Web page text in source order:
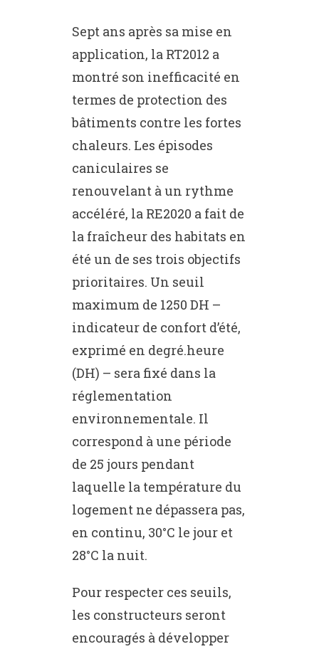
Sept ans après sa mise en
application, la RT2012 a
montré son inefficacité en
termes de protection des
bâtiments contre les fortes
chaleurs. Les épisodes
caniculaires se
renouvelant à un rythme
accéléré, la RE2020 a fait de
la fraîcheur des habitats en
été un de ses trois objectifs
prioritaires. Un seuil
maximum de 1250 DH –
indicateur de confort d’été,
exprimé en degré.heure
(DH) – sera fixé dans la
réglementation
environnementale. Il
correspond à une période
de 25 jours pendant
laquelle la température du
logement ne dépassera pas,
en continu, 30°C le jour et
28°C la nuit.
Pour respecter ces seuils,
les constructeurs seront
encouragés à développer